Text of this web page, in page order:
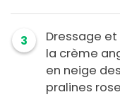
3
Dressage
la crème
en neige
pralines